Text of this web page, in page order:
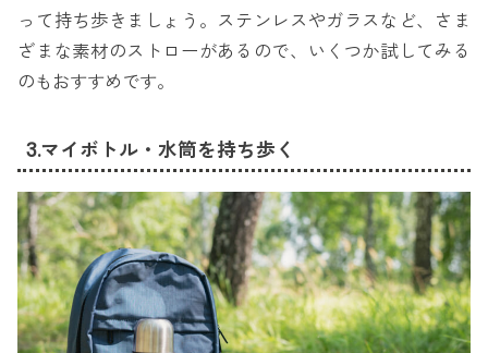
って持ち歩きましょう。ステンレスやガラスなど、さま
ざまな素材のストローがあるので、いくつか試してみる
のもおすすめです。
3.マイボトル・水筒を持ち歩く